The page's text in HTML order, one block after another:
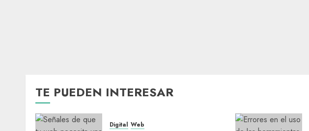
TE PUEDEN INTERESAR
Digital Web